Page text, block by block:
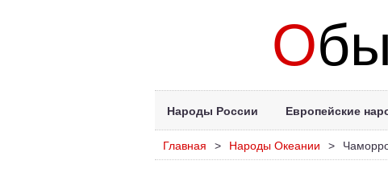
О
Главная > Народы Океании >
Народы России Европейские